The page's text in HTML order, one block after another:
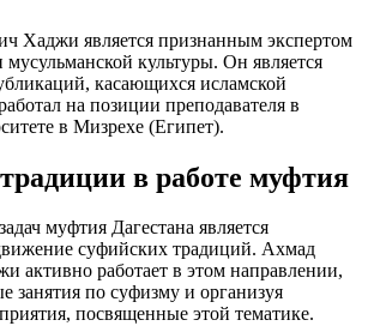
Хаджи является признанным экспертом
мусульманской культуры. Он является
касающихся исламской
на позиции преподавателя в
в Мизрехе (Египет).
в работе муфтия
муфтия Дагестана является
суфийских традиций. Ахмад
активно работает в этом направлении,
занятия по суфизму и организуя
посвященные этой тематике.